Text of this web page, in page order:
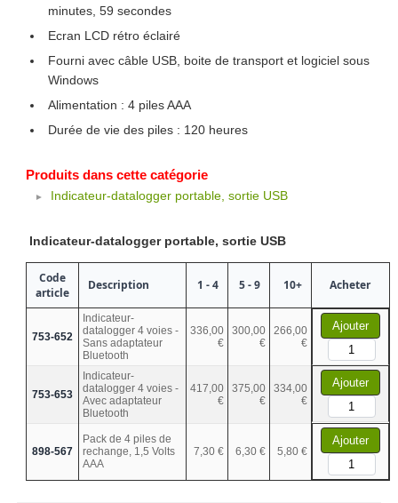
minutes, 59 secondes
Ecran LCD rétro éclairé
Fourni avec câble USB, boite de transport et logiciel sous
Windows
Alimentation : 4 piles AAA
Durée de vie des piles : 120 heures
Produits dans cette catégorie
Indicateur-datalogger portable, sortie USB
Indicateur-datalogger portable, sortie USB
Code
article
Description 1 - 4 5 - 9 10+ Acheter
753-652
Indicateur-
datalogger 4 voies -
Sans adaptateur
Bluetooth
336,00
€
300,00
€
266,00
€
Ajouter
753-653
Indicateur-
datalogger 4 voies -
Avec adaptateur
Bluetooth
417,00
€
375,00
€
334,00
€
Ajouter
898-567
Pack de 4 piles de
rechange, 1,5 Volts
AAA
7,30 € 6,30 € 5,80 €
Ajouter